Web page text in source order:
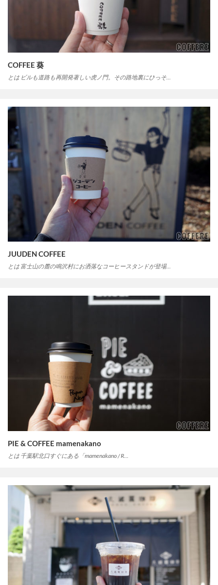
COFFEE 葵
とは ビルも道路も再開発著しい虎ノ門。その路地裏にひっそ…
JUUDEN COFFEE
とは 富士山の麓の鳴沢村にお洒落なコーヒースタンドが登場…
PIE & COFFEE mamenakano
とは 千葉駅北口すぐにある「mamenakano / R…